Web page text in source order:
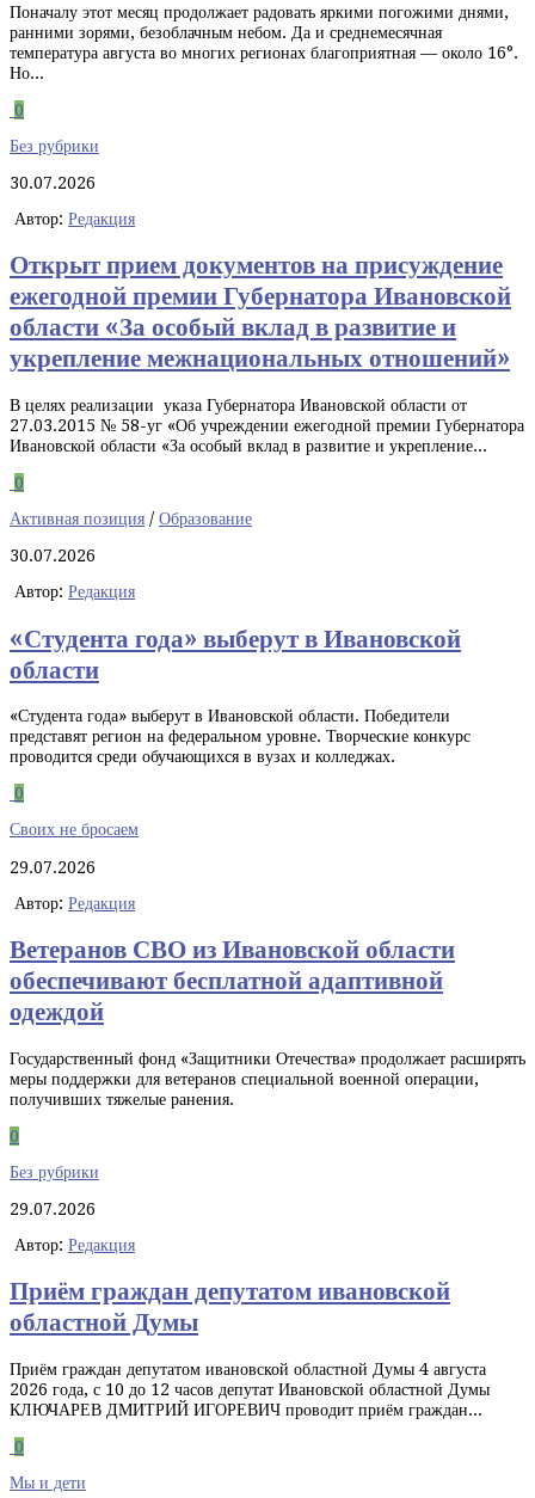
Поначалу этот месяц продолжает радовать яркими погожими днями,
ранними зорями, безоблачным небом. Да и среднемесячная
температура августа во многих регионах благоприятная — около 16°.
Но...
0
Без рубрики
30.07.2026
Автор: Редакция
Открыт прием документов на присуждение
ежегодной премии Губернатора Ивановской
области «За особый вклад в развитие и
укрепление межнациональных отношений»
В целях реализации указа Губернатора Ивановской области от
27.03.2015 № 58-уг «Об учреждении ежегодной премии Губернатора
Ивановской области «За особый вклад в развитие и укрепление...
0
Активная позиция / Образование
30.07.2026
Автор: Редакция
«Студента года» выберут в Ивановской
области
«Студента года» выберут в Ивановской области. Победители
представят регион на федеральном уровне. Творческие конкурс
проводится среди обучающихся в вузах и колледжах.
0
Своих не бросаем
29.07.2026
Автор: Редакция
Ветеранов СВО из Ивановской области
обеспечивают бесплатной адаптивной
одеждой
Государственный фонд «Защитники Отечества» продолжает расширять
меры поддержки для ветеранов специальной военной операции,
получивших тяжелые ранения.
0
Без рубрики
29.07.2026
Автор: Редакция
Приём граждан депутатом ивановской
областной Думы
Приём граждан депутатом ивановской областной Думы 4 августа
2026 года, с 10 до 12 часов депутат Ивановской областной Думы
КЛЮЧАРЕВ ДМИТРИЙ ИГОРЕВИЧ проводит приём граждан...
0
Мы и дети